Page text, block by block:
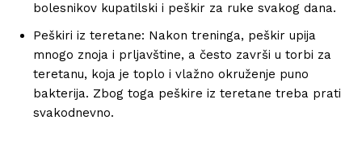
bolesnikov kupatilski i peškir za ruke svakog dana.
Peškiri iz teretane: Nakon treninga, peškir upija
mnogo znoja i prljavštine, a često završi u torbi za
teretanu, koja je toplo i vlažno okruženje puno
bakterija. Zbog toga peškire iz teretane treba prati
svakodnevno.